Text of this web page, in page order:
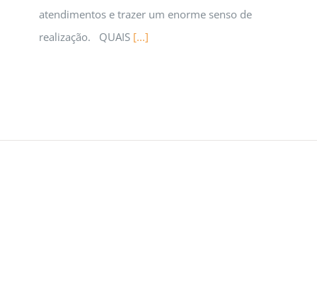
atendimentos e trazer um enorme senso de
realização. QUAIS [...]